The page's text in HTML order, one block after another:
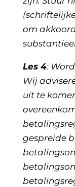
om
Les 4:
Wij
uit te
gespreide